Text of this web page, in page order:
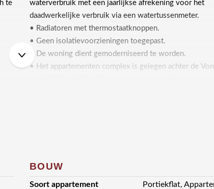
te
waterverbruik met een jaarlijkse afrekening voor het
daadwerkelijke verbruik via een watertussenmeter.
• Radiatoren met thermostaatknoppen.
• Geen isolatievoorzieningen toegepast.
• De woning dient gemoderniseerd te worden.
• Het appartementen complex is gelegen achter de
BOUW
Soort appartement Portiekflat,